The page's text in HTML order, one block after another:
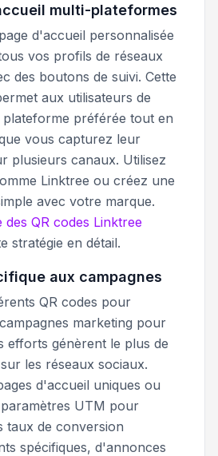
multi-plateformes
d'accueil personnalisée
vos profils de réseaux
des boutons de suivi. Cette
aux utilisateurs de
préférée tout en
vous capturez leur
plusieurs canaux. Utilisez
Linktree ou créez une
avec votre marque.
des QR codes Linktree
stratégie en détail.
aux campagnes
QR codes pour
marketing pour
efforts génèrent le plus de
les réseaux sociaux.
d'accueil uniques ou
UTM pour
taux de conversion
spécifiques, d'annonces